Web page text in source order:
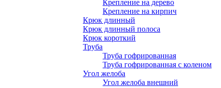
Крепление на дерево
Крепление на кирпич
Крюк длинный
Крюк длинный полоса
Крюк короткий
Труба
Труба гофрированная
Труба гофрированная с коленом
Угол желоба
Угол желоба внешний